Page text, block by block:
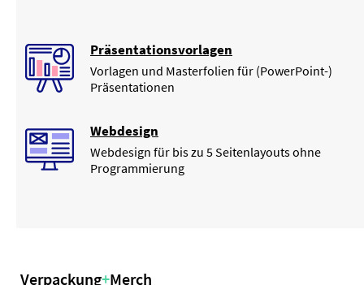
Präsentationsvorlagen
Vorlagen und Masterfolien für (PowerPoint-)
Präsentationen
Webdesign
Webdesign für bis zu 5 Seitenlayouts ohne
Programmierung
Verpackung+Merch